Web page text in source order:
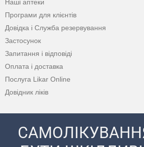
Наші аптеки
Програми для клієнтів
Довідка і Служба резервування
Застосунок
Запитання і відповіді
Оплата і доставка
Послуга Likar Online
Довідник ліків